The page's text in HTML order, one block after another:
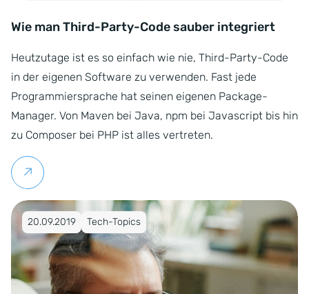
Wie man Third-Party-Code sauber integriert
Heutzutage ist es so einfach wie nie, Third-Party-Code
in der eigenen Software zu verwenden. Fast jede
Programmiersprache hat seinen eigenen Package-
Manager. Von Maven bei Java, npm bei Javascript bis hin
zu Composer bei PHP ist alles vertreten.
Weiterlesen
Veröffentlicht am 20.09.2019
20.09.2019 Tech-Topics